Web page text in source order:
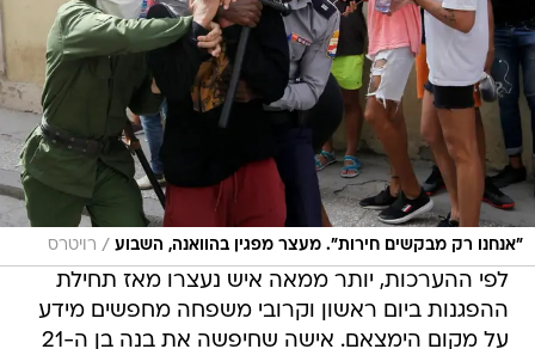
"אנחנו רק מבקשים חירות". מעצר מפגין בהוואנה, השבוע / רויטרס
לפי ההערכות, יותר ממאה איש נעצרו מאז תחילת
ההפגנות ביום ראשון וקרובי משפחה מחפשים מידע
על מקום הימצאם. אישה שחיפשה את בנה בן ה-21